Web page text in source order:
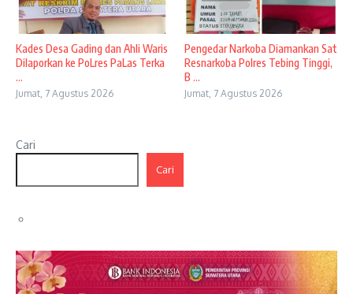
Kades Desa Gading dan Ahli Waris
Dilaporkan ke PoLres PaLas Terka
...
Jumat, 7 Agustus 2026
Pengedar Narkoba Diamankan Sat
Resnarkoba Polres Tebing Tinggi,
B ...
Jumat, 7 Agustus 2026
Cari
Cari